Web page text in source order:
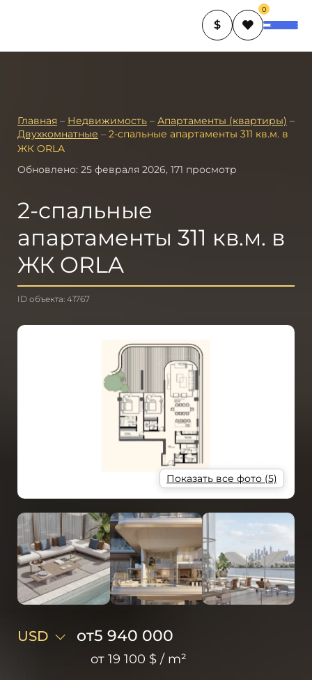
$
0
Главная – Недвижимость – Апартаменты (квартиры) –
Двухкомнатные – 2-спальные апартаменты 311 кв.м. в
ЖК ORLA
Обновлено: 25 февраля 2026, 171 просмотр
2-спальные
апартаменты 311 кв.м. в
ЖК ORLA
ID объекта: 41767
USD от5 940 000
от 19 100 $ / m²
Показать все фото (5)